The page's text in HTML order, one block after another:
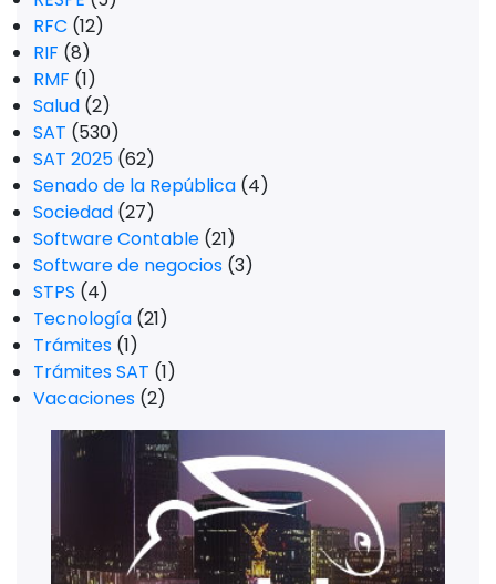
RFC (12)
RIF (8)
RMF (1)
Salud (2)
SAT (530)
SAT 2025 (62)
Senado de la República (4)
Sociedad (27)
Software Contable (21)
Software de negocios (3)
STPS (4)
Tecnología (21)
Trámites (1)
Trámites SAT (1)
Vacaciones (2)